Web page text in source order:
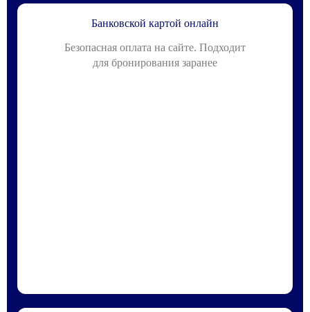
Банковской картой онлайн
Безопасная оплата на сайте. Подходит
для бронирования заранее